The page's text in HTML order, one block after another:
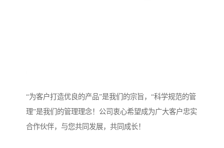
“为客户打造优良的产品”是我们的宗旨，“科学规范的管
理”是我们的管理理念！公司衷心希望成为广大客户忠实
合作伙伴，与您共同发展，共同成长！